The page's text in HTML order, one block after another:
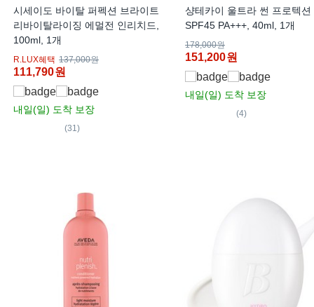
시세이도 바이탈 퍼펙션 브라이트
리바이탈라이징 에멀전 인리치드,
100ml, 1개
R.LUX혜택 137,000원
111,790원
내일(일) 도착 보장
(31)
샹테카이 울트라 썬 프로텍션
SPF45 PA+++, 40ml, 1개
178,000원
151,200원
내일(일) 도착 보장
(4)